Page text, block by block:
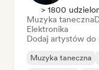
> 1800
Muzyka taneczna
Elektronika
Dodaj artystów
Muzyka taneczna